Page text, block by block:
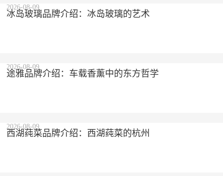
冰岛玻璃品牌介绍：冰岛玻璃的艺术
2026-08-09
途雅品牌介绍：车载香薰中的东方哲学
2026-08-09
西湖莼菜品牌介绍：西湖莼菜的杭州
2026-08-09